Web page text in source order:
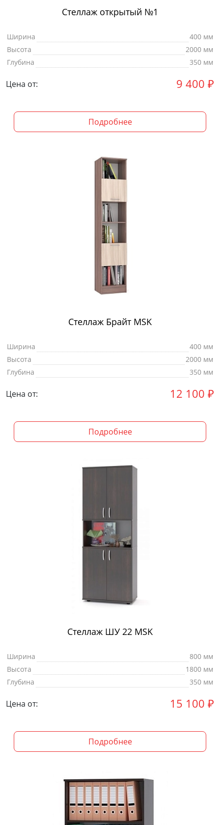
Стеллаж открытый №1
Ширина
400 мм
Высота
2000 мм
Глубина
350 мм
Цена от: 9 400 ₽
Подробнее
Стеллаж Брайт MSK
Ширина
400 мм
Высота
2000 мм
Глубина
350 мм
Цена от: 12 100 ₽
Подробнее
Стеллаж ШУ 22 MSK
Ширина
800 мм
Высота
1800 мм
Глубина
350 мм
Цена от: 15 100 ₽
Подробнее